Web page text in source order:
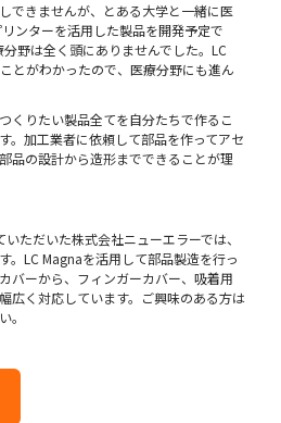
できませんが、とある大学と一緒に医
ンターを活用した製品を開発予定で
野は全く頭にありませんでした。LC
とがわかったので、医療分野にも進ん
くりたい製品全てを自分たちで作るこ
。加工業者に依頼して部品を作ってアセ
品の設計から造形までできることが理
ただいた株式会社ニューエラーでは、
。LC Magnaを活用して部品製造を行っ
バーから、フィンガーカバー、吸着用
広く対応しています。ご興味のある方は
。